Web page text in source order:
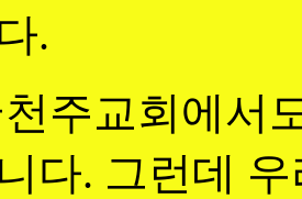
.
주교회에서
다. 그런데